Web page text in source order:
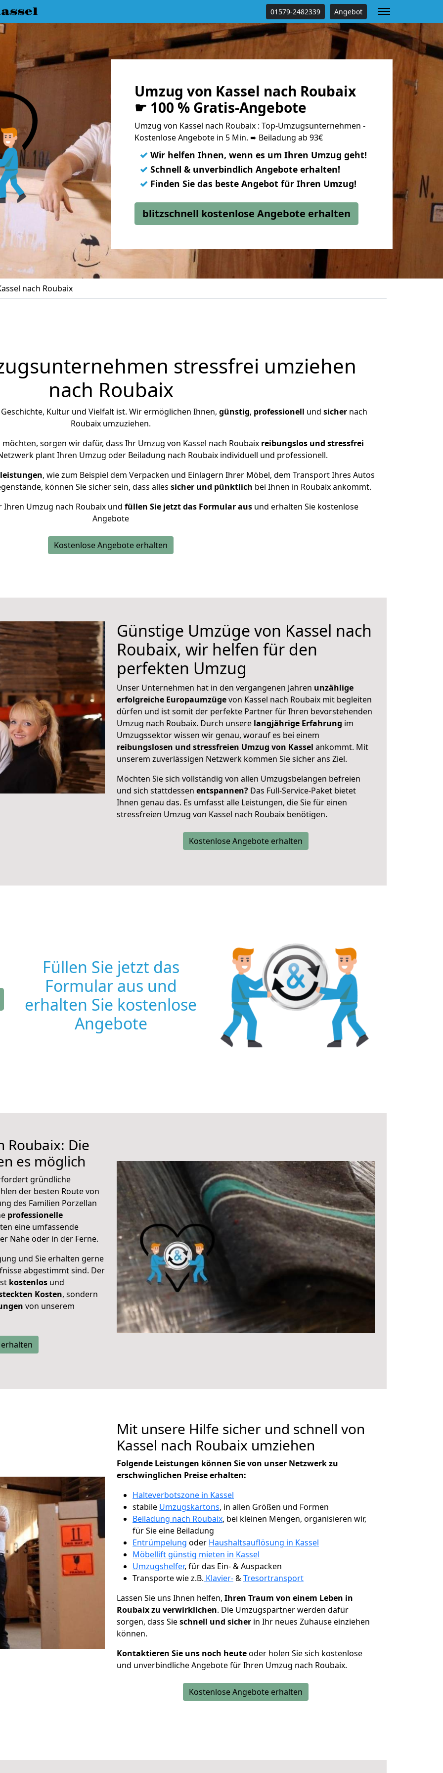
01579-2482339 Angebot
Umzug von Kassel nach Roubaix
☛ 100 % Gratis-Angebote
Umzug von Kassel nach Roubaix : Top-Umzugsunternehmen -
Kostenlose Angebote in 5 Min. ➨ Beiladung ab 93€
✓ Wir helfen Ihnen, wenn es um Ihren Umzug geht!
✓ Schnell & unverbindlich Angebote erhalten!
✓ Finden Sie das beste Angebot für Ihren Umzug!
blitzschnell kostenlose Angebote erhalten
nach Roubaix
stressfrei umziehen
nach Roubaix
Kultur und Vielfalt ist. Wir ermöglichen Ihnen, günstig, professionell und sichernach
Roubaix umzuziehen.
sorgen wir dafür, dass Ihr Umzug von Kassel nach Roubaix reibungslos und stressfrei
plant Ihren Umzug oder Beiladung nach Roubaix individuell und professionell.
, wie zum Beispiel dem Verpacken und Einlagern Ihrer Möbel, dem Transport Ihres Autos
können Sie sicher sein, dass alles sicher und pünktlich bei Ihnen in Roubaix ankommt.
Umzug nach Roubaix und füllen Sie jetzt das Formular ausund erhalten Sie kostenlose
Angebote
Kostenlose Angebote erhalten
Günstige Umzüge von Kassel nach
Roubaix, wir helfen für den
perfekten Umzug
Unser Unternehmen hat in den vergangenen Jahren unzählige
erfolgreiche Europaumzügevon Kassel nach Roubaix mit begleiten
dürfen und ist somit der perfekte Partner für Ihren bevorstehenden
Umzug nach Roubaix. Durch unsere langjährige Erfahrung im
Umzugssektor wissen wir genau, worauf es bei einem
reibungslosen und stressfreien Umzug von Kassel ankommt. Mit
unserem zuverlässigen Netzwerk kommen Sie sicher ans Ziel.
Möchten Sie sich vollständig von allen Umzugsbelangen befreien
und sich stattdessen entspannen? Das Full-Service-Paket bietet
Ihnen genau das. Es umfasst alle Leistungen, die Sie für einen
stressfreien Umzug von Kassel nach Roubaix benötigen.
Kostenlose Angebote erhalten
Füllen Sie jetzt das
Formular aus und
erhalten Sie kostenlose
Angebote
Roubaix: Die
es möglich
gründliche
der besten Route von
des Familien Porzellan
professionelle
eine umfassende
Nähe oder in der Ferne.
und Sie erhalten gerne
abgestimmt sind. Der
kostenlos und
Kosten, sondern
von unserem
Mit unsere Hilfe sicher und schnell von
Kassel nach Roubaix umziehen
Folgende Leistungen können Sie von unser Netzwerk zu
erschwinglichen Preise erhalten:
Halteverbotszone in Kassel
stabile Umzugskartons, in allen Größen und Formen
Beiladung nach Roubaix, bei kleinen Mengen, organisieren wir,
für Sie eine Beiladung
Entrümpelung oder Haushaltsauflösung in Kassel
Möbellift günstig mieten in Kassel
Umzugshelfer, für das Ein- & Auspacken
Transporte wie z.B. Klavier-&Tresortransport
Lassen Sie uns Ihnen helfen, Ihren Traum von einem Leben in
Roubaix zu verwirklichen. Die Umzugspartner werden dafür
sorgen, dass Sieschnell und sicher in Ihr neues Zuhause einziehen
können.
Kontaktieren Sie uns noch heuteoder holen Sie sich kostenlose
und unverbindliche Angebote für Ihren Umzug nach Roubaix.
Kostenlose Angebote erhalten